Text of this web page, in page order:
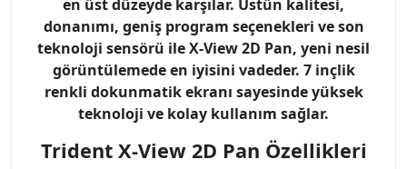
en üst düzeyde karşılar. Üstün kalitesi,
donanımı, geniş program seçenekleri ve son
teknoloji sensörü ile X-View 2D Pan, yeni nesil
görüntülemede en iyisini vadeder. 7 inçlik
renkli dokunmatik ekranı sayesinde yüksek
teknoloji ve kolay kullanım sağlar.
Trident X-View 2D Pan Özellikleri